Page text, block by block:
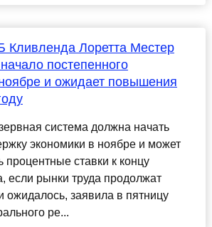
Кливленда Лоретта Местер
постепенного
и ожидает повышения
система должна начать
экономики в ноябре и может
процентные ставки к концу
если рынки труда продолжат
ожидалось, заявила в пятницу
ре...